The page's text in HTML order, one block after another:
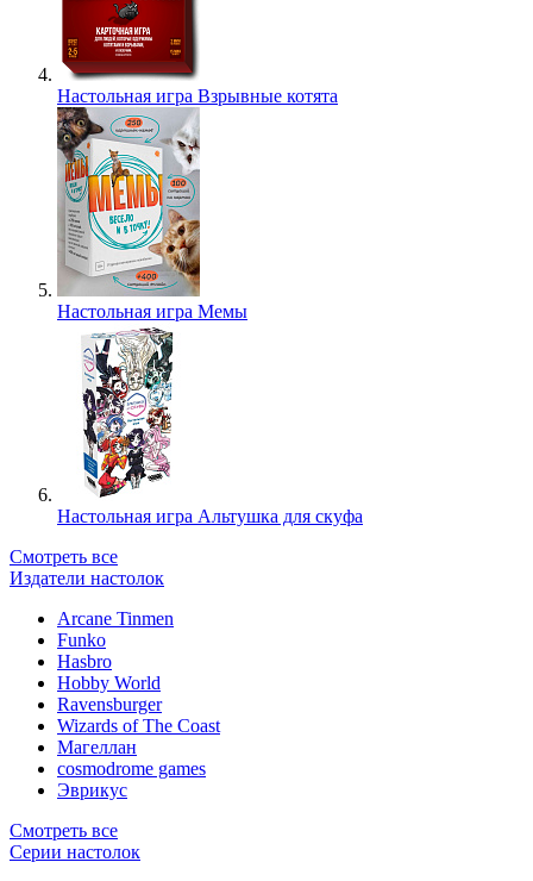
Настольная игра Взрывные котята
Настольная игра Мемы
Настольная игра Альтушка для скуфа
Смотреть все
Издатели настолок
Arcane Tinmen
Funko
Hasbro
Hobby World
Ravensburger
Wizards of The Coast
Магеллан
сosmodrome games
Эврикус
Смотреть все
Серии настолок